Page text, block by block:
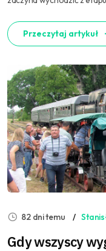
Przeczytaj artykuł
82 dni temu
Gdy wszyscy